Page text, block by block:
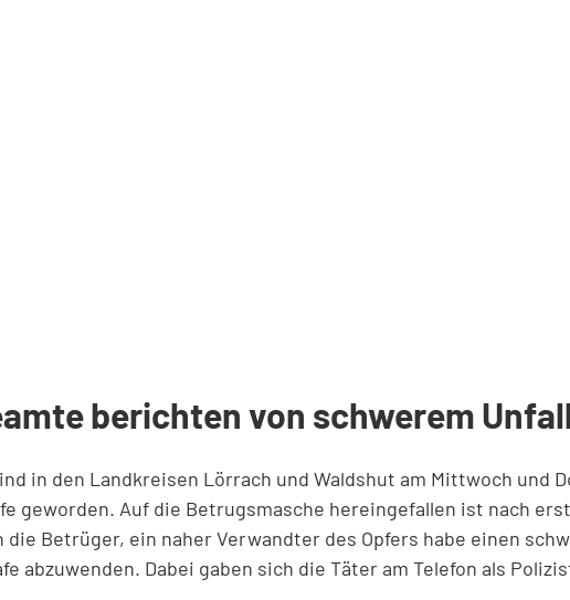
berichten von schwerem
in den Landkreisen Lörrach und Waldshut am Mittwoch und
geworden. Auf die Betrugsmasche hereingefallen ist nach
Betrüger, ein naher Verwandter des Opfers habe einen
abzuwenden. Dabei gaben sich die Täter am Telefon als